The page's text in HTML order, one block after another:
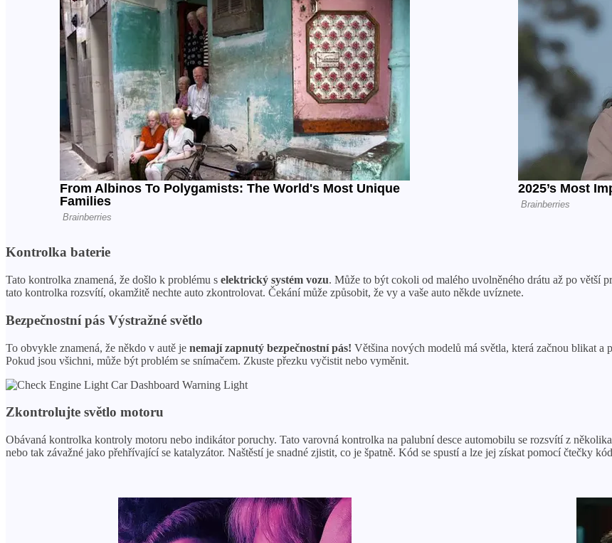
Kontrolka baterie
Tato kontrolka znamená, že došlo k problému s elektrický systém vozu. Může to být cokoli od malého uvolněného drátu až po větší
tato kontrolka rozsvítí, okamžitě nechte auto zkontrolovat. Čekání může způsobit, že vy a vaše auto někde uvíznete.
Bezpečnostní pás Výstražné světlo
To obvykle znamená, že někdo v autě je nemají zapnutý bezpečnostní pás! Většina nových modelů má světla, která začnou blikat
Pokud jsou všichni, může být problém se snímačem. Zkuste přezku vyčistit nebo vyměnit.
Zkontrolujte světlo motoru
Obávaná kontrolka kontroly motoru nebo indikátor poruchy. Tato varovná kontrolka na palubní desce automobilu se rozsvítí z
nebo tak závažné jako přehřívající se katalyzátor. Naštěstí je snadné zjistit, co je špatně. Kód se spustí a lze jej získat pomocí čtečky